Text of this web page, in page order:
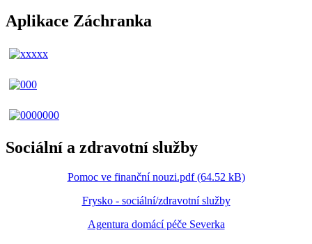
Aplikace Záchranka
Sociální a zdravotní služby
Pomoc ve finanční nouzi.pdf (64.52 kB)
Frysko - sociální/zdravotní služby
Agentura domácí péče Severka